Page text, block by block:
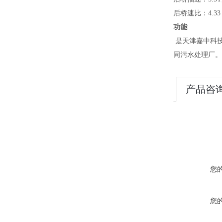
后桥速比： 4.33
功能
是天津嘉中科
同污水处理厂
产品咨
您
您